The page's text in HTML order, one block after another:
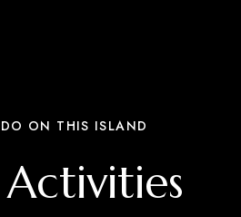
ON THIS ISLAND